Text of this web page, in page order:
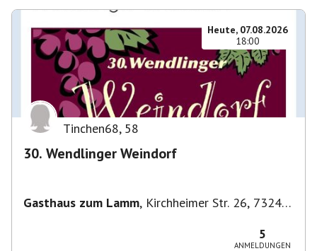
Heute, 07.08.2026
18:00
Tinchen68, 58
30. Wendlinger Weindorf
Gasthaus zum Lamm, Kirchheimer Str. 26, 73240
5
ANMELDUNGEN